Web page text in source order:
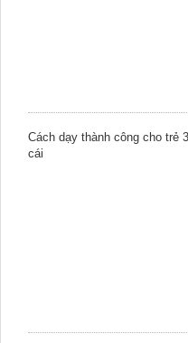
Cách dạy thành công cho trẻ
cái